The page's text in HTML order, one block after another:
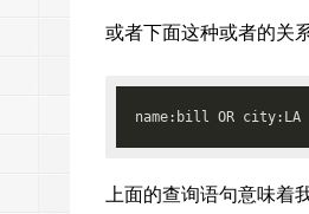
或者下面这种或者的关
上面的查询语句意味着